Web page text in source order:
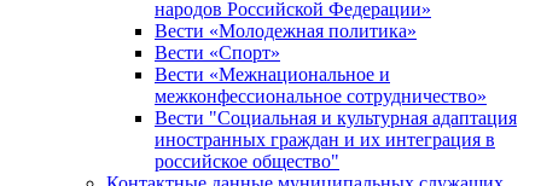
народов Российской Федерации»
Вести «Молодежная политика»
Вести «Спорт»
Вести «Межнациональное и
межконфессиональное сотрудничество»
Вести "Социальная и культурная адаптация
иностранных граждан и их интеграция в
российское общество"